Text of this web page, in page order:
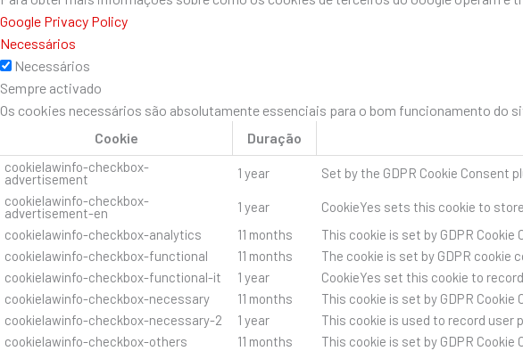
Google Privacy Policy
Necessários
Necessários
Sempre activado
Os cookies necessários são absolutamente essenciais para o bom funcionamento do
Cookie
Duração
cookielawinfo-checkbox-
advertisement 1 year
Set by the GDPR Cookie Consent
cookielawinfo-checkbox-
advertisement-en 1 year
CookieYes sets this cookie to
cookielawinfo-checkbox-analytics
11 months
This cookie is set by GDPR
cookielawinfo-checkbox-functional
11 months
The cookie is set by GDPR
cookielawinfo-checkbox-functional-it
1 year
CookieYes set this cookie to
cookielawinfo-checkbox-necessary
11 months
This cookie is set by GDPR
cookielawinfo-checkbox-necessary-2
1 year
This cookie is used to record user
cookielawinfo-checkbox-others
11 months
This cookie is set by GDPR